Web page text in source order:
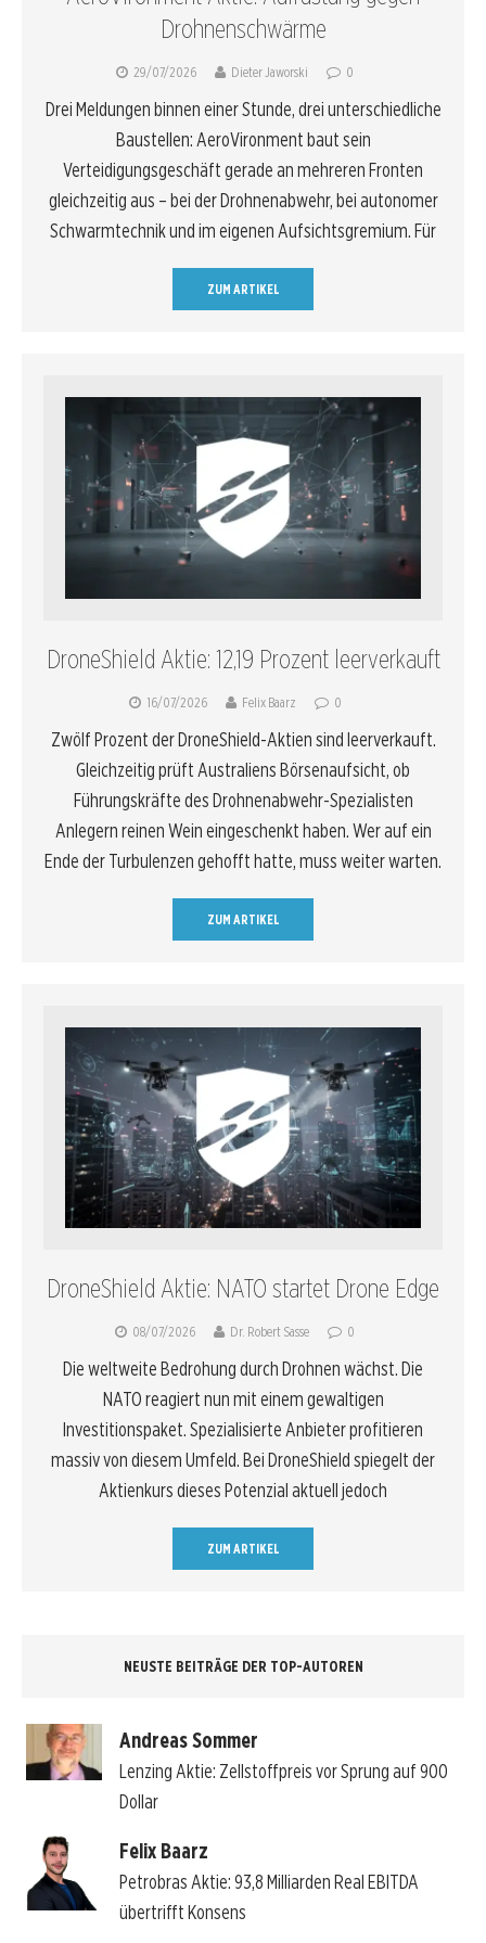
Drohnenschwärme
29/07/2026 Dieter Jaworski 0
Drei Meldungen binnen einer Stunde, drei unterschiedliche
Baustellen: AeroVironment baut sein
Verteidigungsgeschäft gerade an mehreren Fronten
gleichzeitig aus – bei der Drohnenabwehr, bei autonomer
Schwarmtechnik und im eigenen Aufsichtsgremium. Für
ZUM ARTIKEL
DroneShield Aktie: 12,19 Prozent leerverkauft
16/07/2026 Felix Baarz 0
Zwölf Prozent der DroneShield-Aktien sind leerverkauft.
Gleichzeitig prüft Australiens Börsenaufsicht, ob
Führungskräfte des Drohnenabwehr-Spezialisten
Anlegern reinen Wein eingeschenkt haben. Wer auf ein
Ende der Turbulenzen gehofft hatte, muss weiter warten.
ZUM ARTIKEL
DroneShield Aktie: NATO startet Drone Edge
08/07/2026 Dr. Robert Sasse 0
Die weltweite Bedrohung durch Drohnen wächst. Die
NATO reagiert nun mit einem gewaltigen
Investitionspaket. Spezialisierte Anbieter profitieren
massiv von diesem Umfeld. Bei DroneShield spiegelt der
Aktienkurs dieses Potenzial aktuell jedoch
ZUM ARTIKEL
NEUSTE BEITRÄGE DER TOP-AUTOREN
Andreas Sommer
Lenzing Aktie: Zellstoffpreis vor Sprung auf 900
Dollar
Felix Baarz
Petrobras Aktie: 93,8 Milliarden Real EBITDA
übertrifft Konsens